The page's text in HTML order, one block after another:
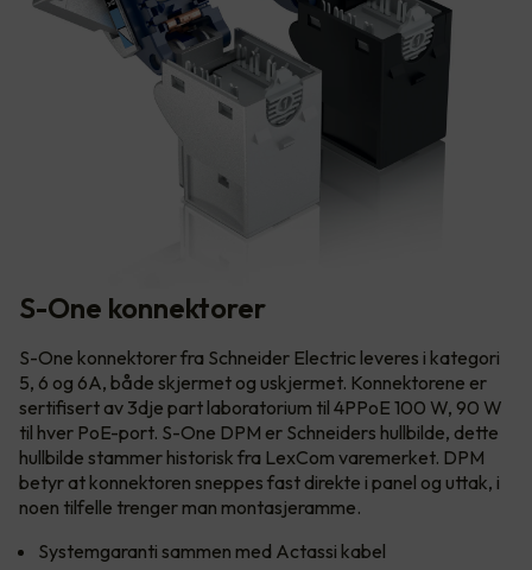
S-One konnektorer
S-One konnektorer fra Schneider Electric leveres i kategori
5, 6 og 6A, både skjermet og uskjermet. Konnektorene er
sertifisert av 3dje part laboratorium til 4PPoE 100 W, 90 W
til hver PoE-port. S-One DPM er Schneiders hullbilde, dette
hullbilde stammer historisk fra LexCom varemerket. DPM
betyr at konnektoren sneppes fast direkte i panel og uttak, i
noen tilfelle trenger man montasjeramme.
Systemgaranti sammen med Actassi kabel